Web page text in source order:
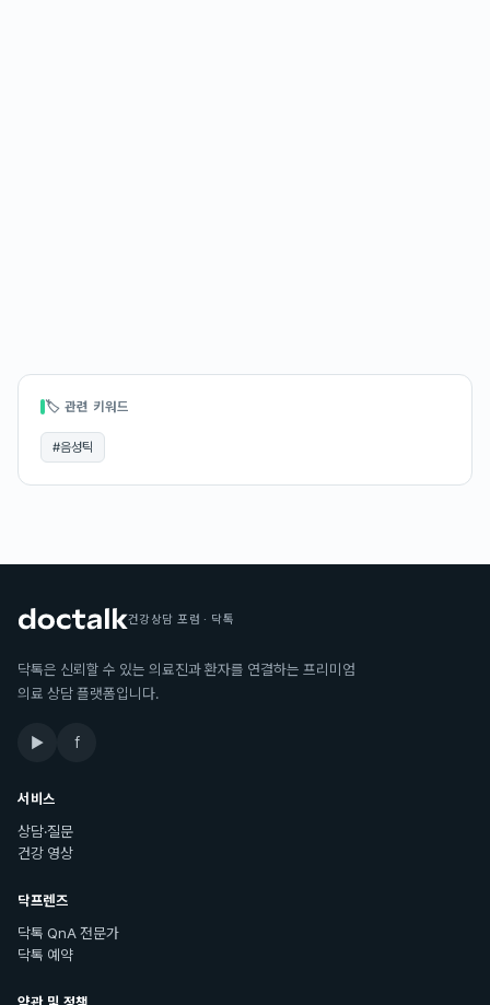
🏷 관련 키워드
#음성틱
건강상담 포럼 · 닥톡
닥톡은 신뢰할 수 있는 의료진과 환자를 연결하는 프리미엄
의료 상담 플랫폼입니다.
▶ f
서비스
상담·질문
건강 영상
닥프렌즈
닥톡 QnA 전문가
닥톡 예약